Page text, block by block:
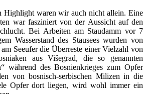
Highlight waren wir auch nicht allein. Eine
war fasziniert von der Aussicht auf den
Bei Arbeiten am Staudamm vor 7
Wasserstand des Stausees wurden von
Seeufer die Überreste einer Vielzahl von
aus Višegrad, die so genannten
während des Bosnienkrieges zum Opfer
von bosnisch-serbischen Milizen in die
Opfer dort liegen, wird wohl immer ein